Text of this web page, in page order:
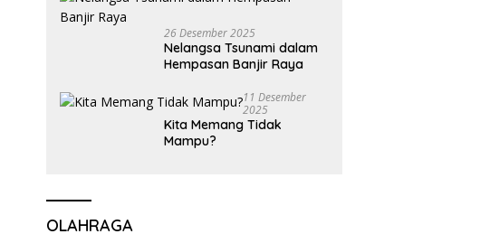
26 Desember 2025
Nelangsa Tsunami dalam
Hempasan Banjir Raya
11 Desember
2025
Kita Memang Tidak
Mampu?
OLAHRAGA